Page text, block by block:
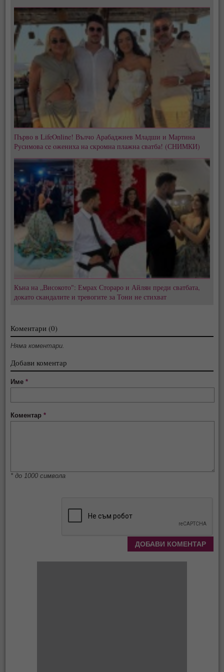
Първо в LifeOnline! Вълчо Арабаджиев Младши и Мартина
Русимова сe oжениха на скромна плажна сватба! (СНИМКИ)
Къна на „Високото": Емрах Стораро и Айлян преди сватбата,
докато скандалите и тревогите за Тони не стихват
Коментари (0)
Няма коментари.
Добави коментар
Име*
Коментар*
* до 1000 символа